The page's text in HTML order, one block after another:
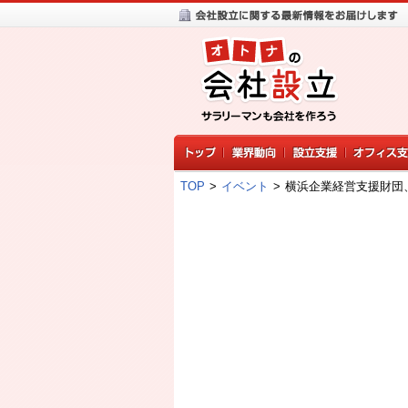
TOP > イベント > 横浜企業経営支援財